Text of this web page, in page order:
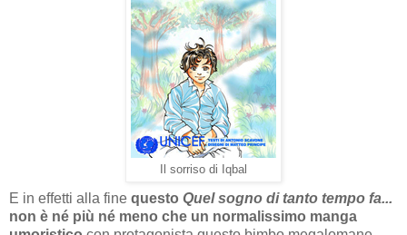
Il sorriso di Iqbal
E in effetti alla fine questo Quel sogno di tanto tempo fa...
non è né più né meno che un normalissimo manga